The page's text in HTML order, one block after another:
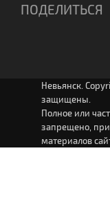
ПОДЕЛИТЬСЯ
Невьянск.
защищены.
Полное или
запрещено, при
материалов